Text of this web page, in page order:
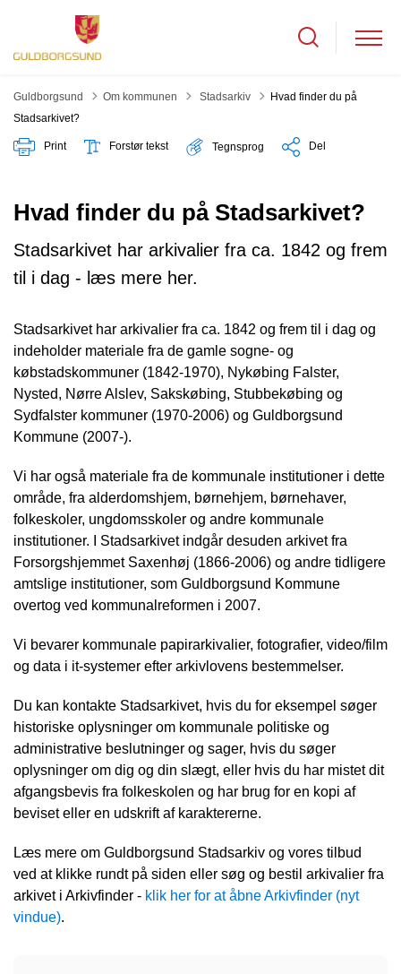
Guldborgsund Om kommunen Tilbage til
Stadsarkiv
Hvad finder du på
Stadsarkivet?
Print Forstør tekst Tegnsprog Del
Hvad finder du på Stadsarkivet?
Stadsarkivet har arkivalier fra ca. 1842 og frem
til i dag - læs mere her.
Stadsarkivet har arkivalier fra ca. 1842 og frem til i dag og
indeholder materiale fra de gamle sogne- og
købstadskommuner (1842-1970), Nykøbing Falster,
Nysted, Nørre Alslev, Sakskøbing, Stubbekøbing og
Sydfalster kommuner (1970-2006) og Guldborgsund
Kommune (2007-).
Vi har også materiale fra de kommunale institutioner i dette
område, fra alderdomshjem, børnehjem, børnehaver,
folkeskoler, ungdomsskoler og andre kommunale
institutioner. I Stadsarkivet indgår desuden arkivet fra
Forsorgshjemmet Saxenhøj (1866-2006) og andre tidligere
amtslige institutioner, som Guldborgsund Kommune
overtog ved kommunalreformen i 2007.
Vi bevarer kommunale papirarkivalier, fotografier, video/film
og data i it-systemer efter arkivlovens bestemmelser.
Du kan kontakte Stadsarkivet, hvis du for eksempel søger
historiske oplysninger om kommunale politiske og
administrative beslutninger og sager, hvis du søger
oplysninger om dig og din slægt, eller hvis du har mistet dit
afgangsbevis fra folkeskolen og har brug for en kopi af
beviset eller en udskrift af karaktererne.
Læs mere om Guldborgsund Stadsarkiv og vores tilbud
ved at klikke rundt på siden eller søg og bestil arkivalier fra
arkivet i Arkivfinder - klik her for at åbne Arkivfinder (nyt
vindue).